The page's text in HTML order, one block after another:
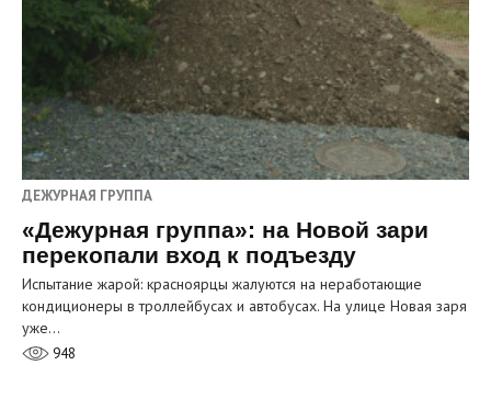
ДЕЖУРНАЯ ГРУППА
«Дежурная группа»: на Новой зари
перекопали вход к подъезду
Испытание жарой: красноярцы жалуются на неработающие
кондиционеры в троллейбусах и автобусах. На улице Новая заря
уже…
948